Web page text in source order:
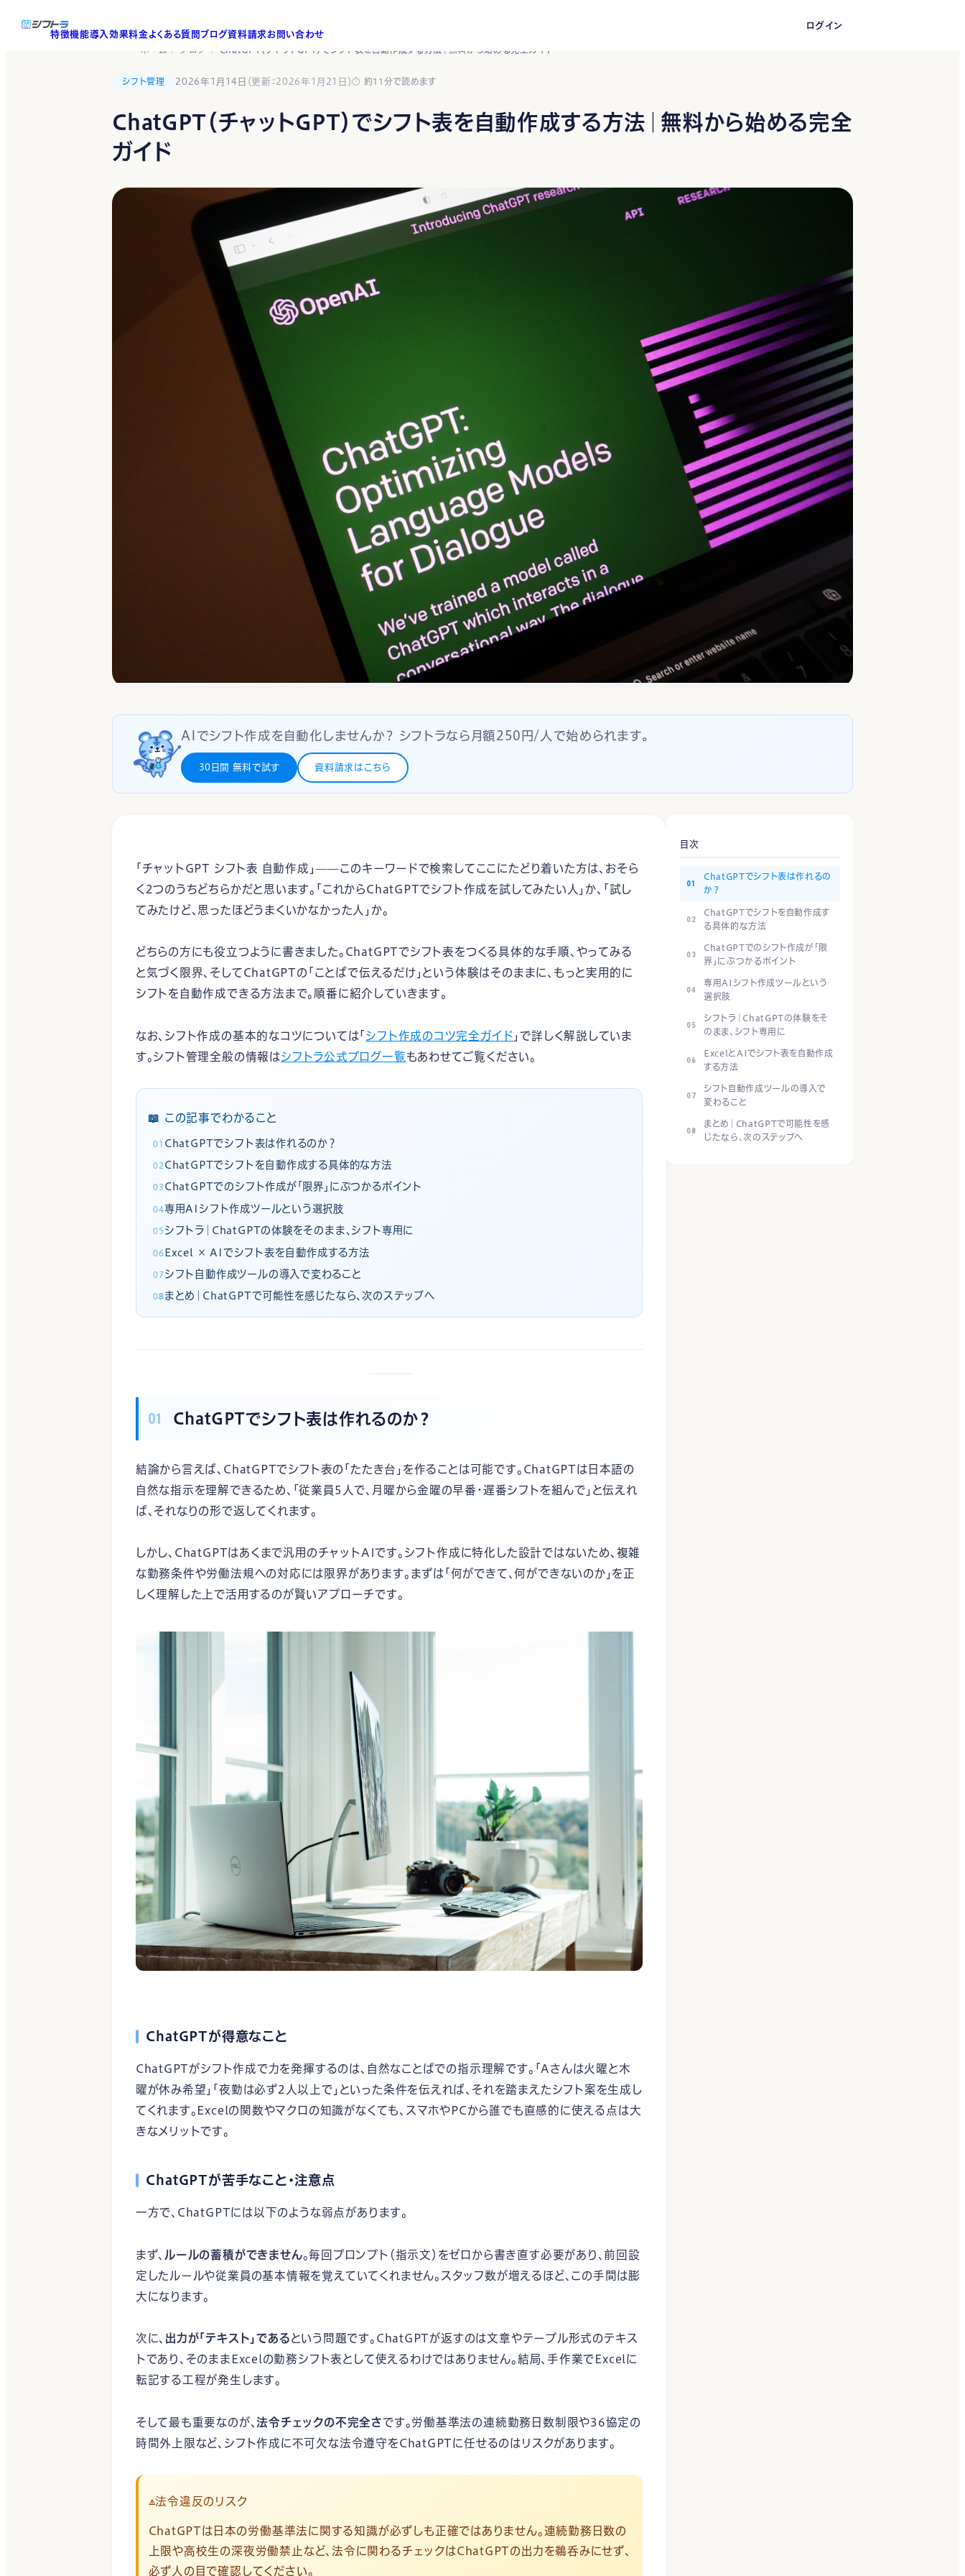
特徴機能導入効果料金よくある質問 ブログ資料請求お問い合わせ
ログイン
ホーム ブログ ChatGPT（チャットGPT）でシフト表を自動作成する方法｜無料から始める完全ガイド
シフト管理 2026年1月14日 （更新：2026年1月21日） 約11分で読めます
ChatGPT（チャットGPT）でシフト表を自動作成する方法｜無料から始める完全
ガイド
AIでシフト作成を自動化しませんか？ シフトラなら月額250円/人で始められます。
30日間 無料で試す 資料請求はこちら
「チャットGPT シフト表 自動作成」——このキーワードで検索してここにたどり着いた方は、おそら
く2つのうちどちらかだと思います。「これからChatGPTでシフト作成を試してみたい人」か、「試し
てみたけど、思ったほどうまくいかなかった人」か。
どちらの方にも役立つように書きました。ChatGPTでシフト表をつくる具体的な手順、やってみる
と気づく限界、そしてChatGPTの「ことばで伝えるだけ」という体験はそのままに、もっと実用的に
シフトを自動作成できる方法まで。順番に紹介していきます。
なお、シフト作成の基本的なコツについては「 シフト作成のコツ完全ガイド 」で詳しく解説していま
す。シフト管理全般の情報はシフトラ公式ブログ一覧もあわせてご覧ください。
この記事でわかること
ChatGPTでシフト表は作れるのか？
ChatGPTでシフトを自動作成する具体的な方法
ChatGPTでのシフト作成が「限界」にぶつかるポイント
専用AIシフト作成ツールという選択肢
シフトラ｜ChatGPTの体験をそのまま、シフト専用に
Excel × AIでシフト表を自動作成する方法
シフト自動作成ツールの導入で変わること
まとめ｜ChatGPTで可能性を感じたなら、次のステップへ
ChatGPTでシフト表は作れるのか？
結論から言えば、ChatGPTでシフト表の「たたき台」を作ることは可能です。ChatGPTは日本語の
自然な指示を理解できるため、「従業員5人で、月曜から金曜の早番・遅番シフトを組んで」と伝えれ
ば、それなりの形で返してくれます。
しかし、ChatGPTはあくまで汎用のチャットAIです。シフト作成に特化した設計ではないため、複雑
な勤務条件や労働法規への対応には限界があります。まずは「何ができて、何ができないのか」を正
しく理解した上で活用するのが賢いアプローチです。
ChatGPTが得意なこと
ChatGPTがシフト作成で力を発揮するのは、自然なことばでの指示理解です。「Aさんは火曜と木
曜が休み希望」「夜勤は必ず2人以上で」といった条件を伝えれば、それを踏まえたシフト案を生成し
てくれます。Excelの関数やマクロの知識がなくても、スマホやPCから誰でも直感的に使える点は大
きなメリットです。
ChatGPTが苦手なこと・注意点
一方で、ChatGPTには以下のような弱点があります。
まず、 ルールの蓄積ができません。毎回プロンプト（指示文）をゼロから書き直す必要があり、前回設
定したルールや従業員の基本情報を覚えていてくれません。スタッフ数が増えるほど、この手間は膨
大になります。
次に、 出力が「テキスト」であるという問題です。ChatGPTが返すのは文章やテーブル形式のテキス
トであり、そのままExcelの勤務シフト表として使えるわけではありません。結局、手作業でExcelに
転記する工程が発生します。
そして最も重要なのが、法令チェックの不完全さです。労働基準法の連続勤務日数制限や36協定の
時間外上限など、シフト作成に不可欠な法令遵守をChatGPTに任せるのはリスクがあります。
⚠️法令違反のリスク
ChatGPTは日本の労働基準法に関する知識が必ずしも正確ではありません。連続勤務日数の
上限や高校生の深夜労働禁止など、法令に関わるチェックはChatGPTの出力を鵜呑みにせず、
必ず人の目で確認してください。
目次
ChatGPTでシフト表は作れるの
か？
ChatGPTでシフトを自動作成す
る具体的な方法
ChatGPTでのシフト作成が「限
界」にぶつかるポイント
専用AIシフト作成ツールという
選択肢
シフトラ｜ChatGPTの体験をそ
のまま、シフト専用に
ExcelとAIでシフト表を自動作成
する方法
シフト自動作成ツールの導入で
変わること
まとめ｜ChatGPTで可能性を感
じたなら、次のステップへ